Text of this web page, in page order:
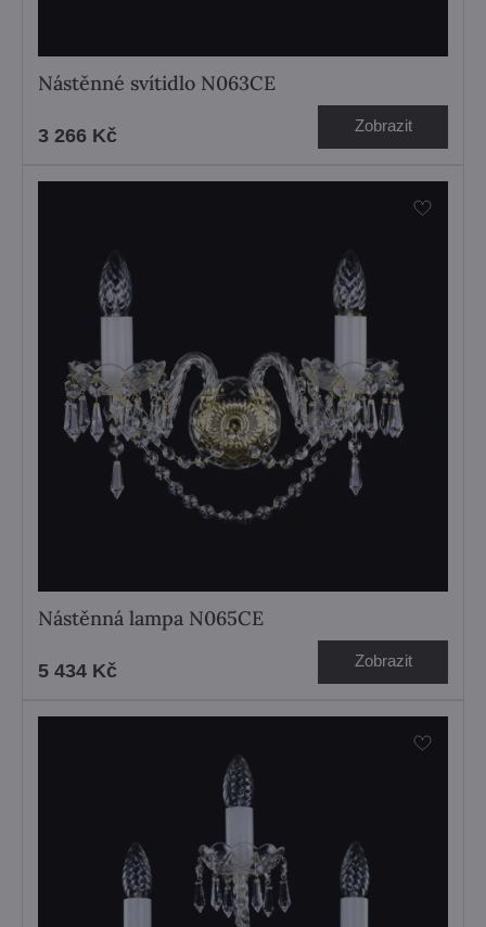
Nástěnné svítidlo N063CE
3 266 Kč Zobrazit
Nástěnná lampa N065CE
5 434 Kč Zobrazit